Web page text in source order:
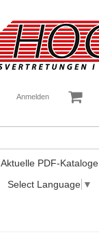
Anmelden
Aktuelle PDF-Kataloge
Select Language ▼